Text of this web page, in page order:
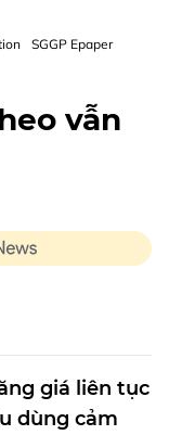
SGGP Epaper
vẫn
giá liên tục
dùng cảm